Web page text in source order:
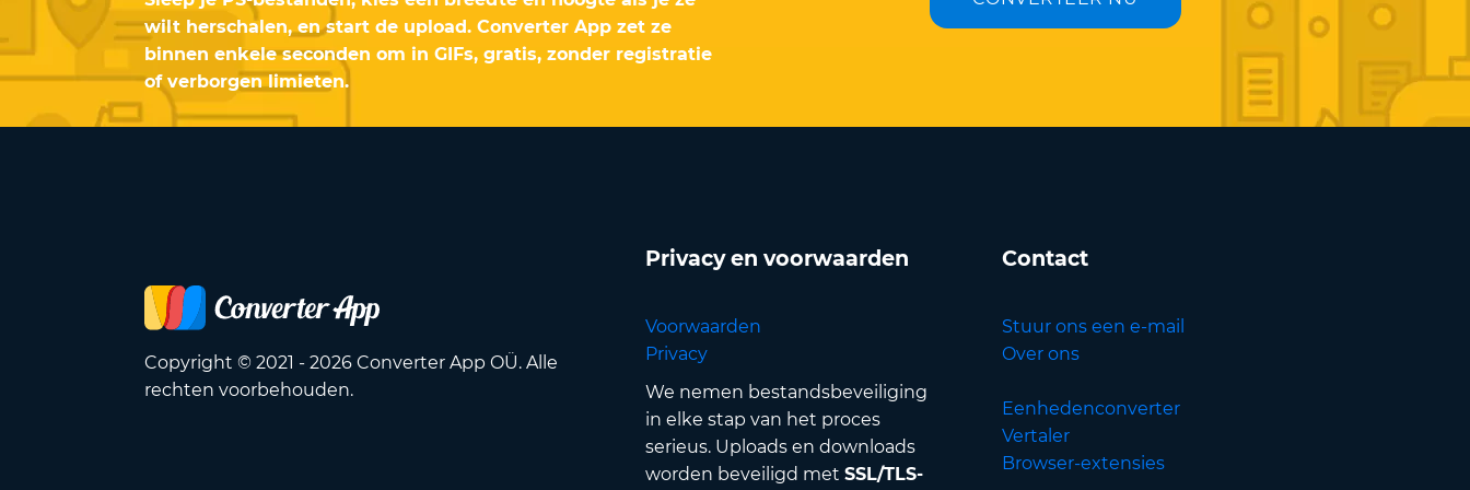
wilt herschalen, en start de upload. Converter App zet ze
binnen enkele seconden om in GIFs, gratis, zonder registratie
of verborgen limieten.
Copyright © 2021 - 2026 Converter App OÜ. Alle
rechten voorbehouden.
Privacy en voorwaarden
Voorwaarden
Privacy
We nemen bestandsbeveiliging
in elke stap van het proces
serieus. Uploads en downloads
worden beveiligd met SSL/TLS-
Contact
Stuur ons een e-mail
Over ons
Eenhedenconverter
Vertaler
Browser-extensies